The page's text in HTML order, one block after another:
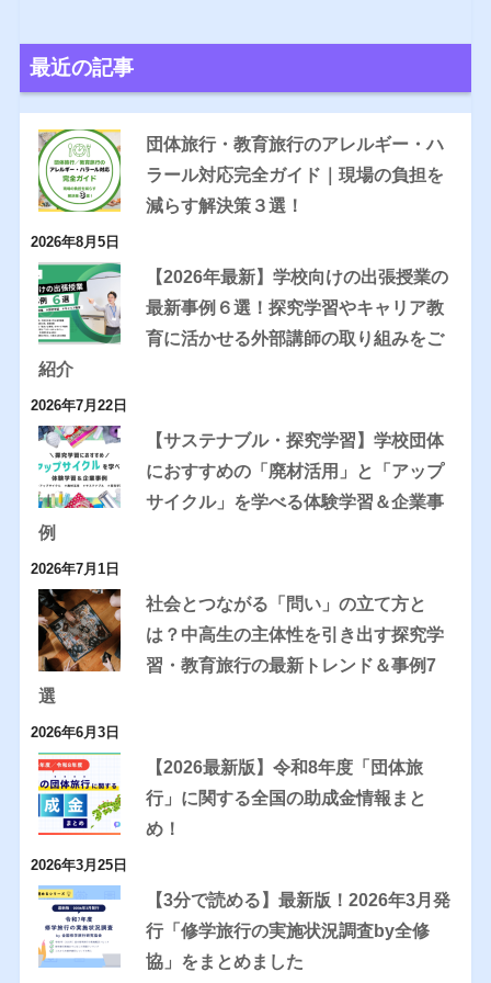
最近の記事
団体旅行・教育旅行のアレルギー・ハ
ラール対応完全ガイド｜現場の負担を
減らす解決策３選！
2026年8月5日
【2026年最新】学校向けの出張授業の
最新事例６選！探究学習やキャリア教
育に活かせる外部講師の取り組みをご
紹介
2026年7月22日
【サステナブル・探究学習】学校団体
におすすめの「廃材活用」と「アップ
サイクル」を学べる体験学習＆企業事
例
2026年7月1日
社会とつながる「問い」の立て方と
は？中高生の主体性を引き出す探究学
習・教育旅行の最新トレンド＆事例7
選
2026年6月3日
【2026最新版】令和8年度「団体旅
行」に関する全国の助成金情報まと
め！
2026年3月25日
【3分で読める】最新版！2026年3月発
行「修学旅行の実施状況調査by全修
協」をまとめました